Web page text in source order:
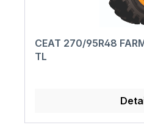
CEAT 270/95R48
TL